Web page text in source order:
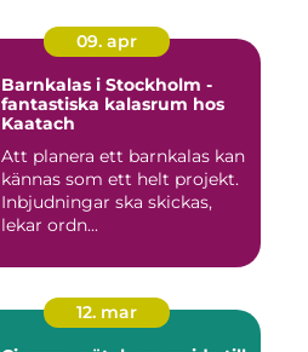
09. apr
Barnkalas i Stockholm -
fantastiska kalasrum hos
Kaatach
Att planera ett barnkalas kan
kännas som ett helt projekt.
Inbjudningar ska skickas,
lekar ordn...
12. mar